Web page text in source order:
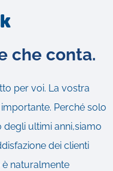
che conta.
per voi. La vostra
Perché solo
ultimi anni,siamo
dei clienti
naturalmente